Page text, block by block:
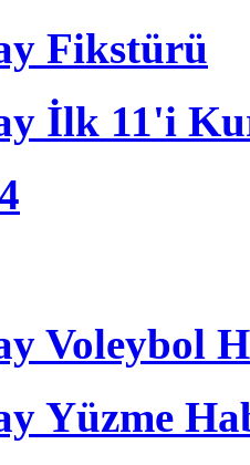
Fikstürü
İlk 11'i
Voleybol
Yüzme